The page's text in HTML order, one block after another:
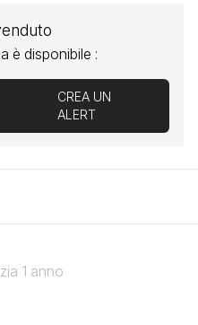
è disponibile :
CREA UN
ALERT
1 anno